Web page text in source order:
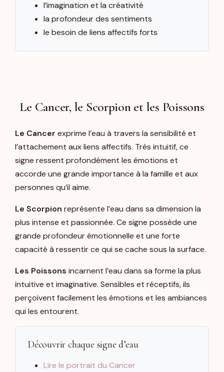
l’imagination et la créativité
la profondeur des sentiments
le besoin de liens affectifs forts
Le Cancer, le Scorpion et les Poissons
Le Cancer exprime l’eau à travers la sensibilité et
l’attachement aux liens affectifs. Très intuitif, ce
signe ressent profondément les émotions et
accorde une grande importance à la famille et aux
personnes qu’il aime.
Le Scorpion représente l’eau dans sa dimension la
plus intense et passionnée. Ce signe possède une
grande profondeur émotionnelle et une forte
capacité à ressentir ce qui se cache sous la surface.
Les Poissons incarnent l’eau dans sa forme la plus
intuitive et imaginative. Sensibles et réceptifs, ils
perçoivent facilement les émotions et les ambiances
qui les entourent.
Découvrir chaque signe d’eau
Lire le portrait du Cancer